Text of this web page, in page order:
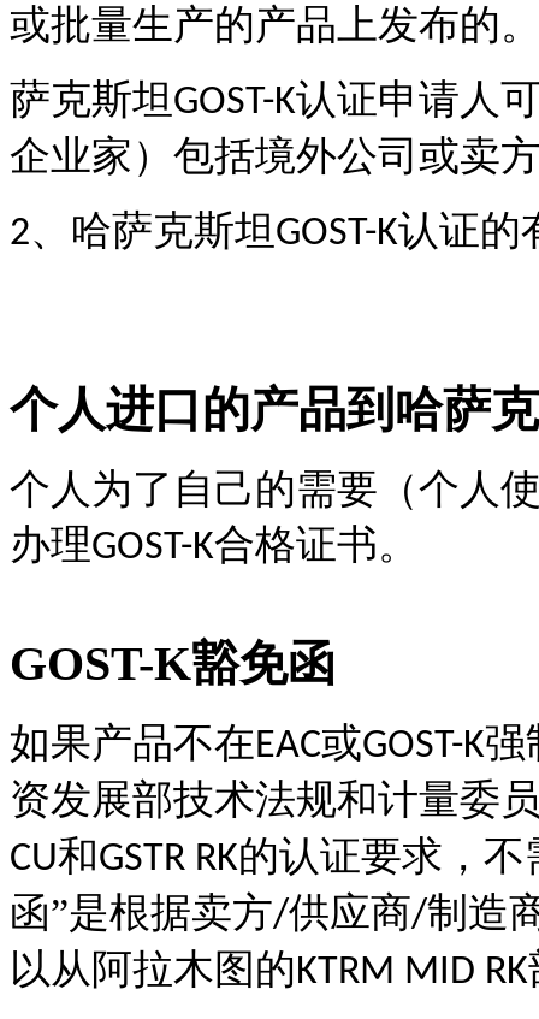
或批量生产的产品上发布的
萨克斯坦GOST-K认证申请人
企业家）包括境外公司或卖
2、哈萨克斯坦GOST-K认证的
个人进口的产品到哈萨
个人为了自己的需要（个人
办理GOST-K合格证书。
GOST-K豁免函
如果产品不在EAC或GOST-K强
资发展部技术法规和计量委
CU和GSTR RK的认证要求，
函”是根据卖方/供应商/制造
以从阿拉木图的KTRM MID RK